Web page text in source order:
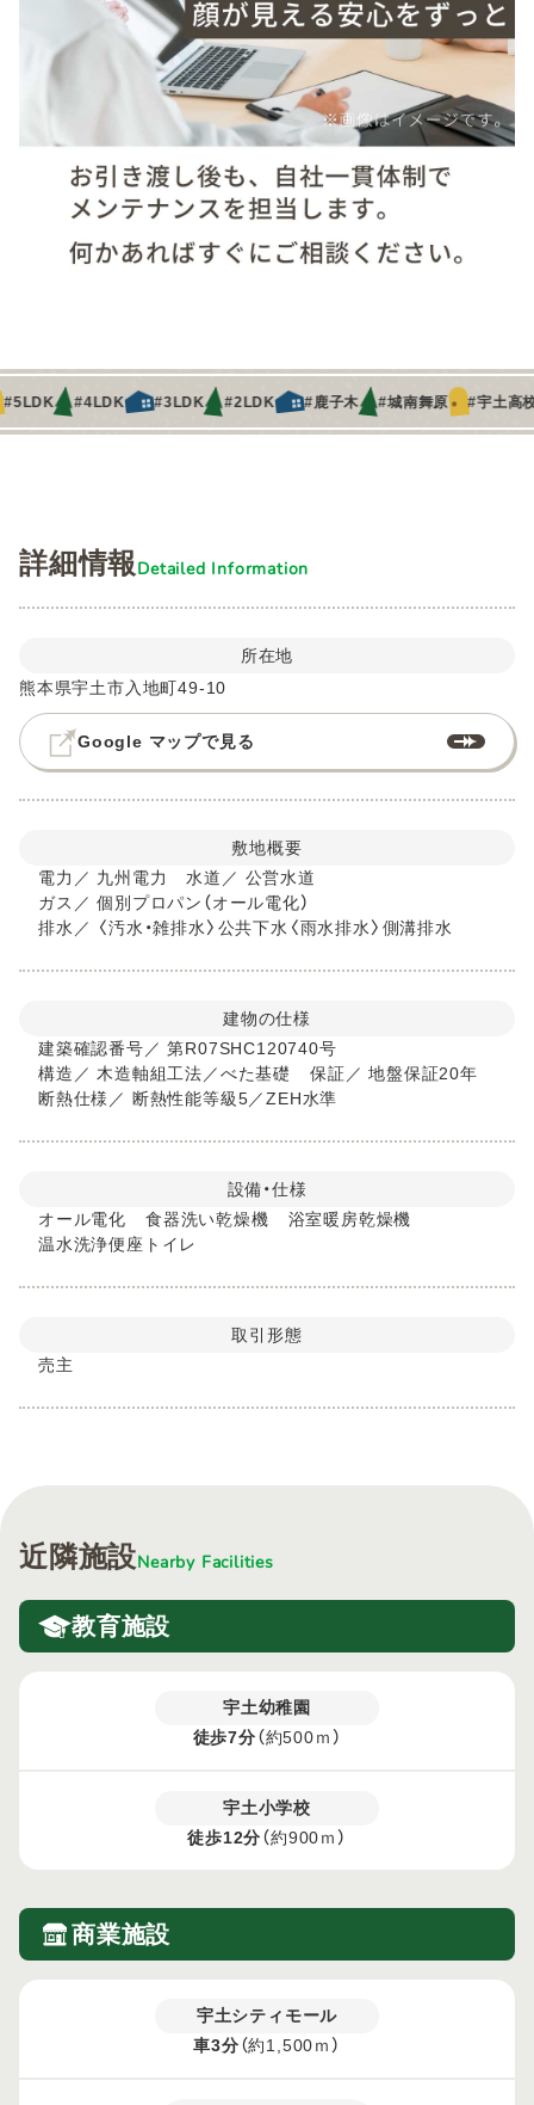
#和室 #5LDK #4LDK #3LDK #2LDK #鹿子木 #城南舞原
詳細情報 Detailed Information
所在地
熊本県宇土市入地町49-10
Google マップで見る
敷地概要
電力 ／ 九州電力 水道 ／ 公営水道
ガス ／個別プロパン（オール電化）
排水／ 〈汚水・雑排水〉公共下水〈雨水排水〉側溝排水
建物の仕様
建築確認番号／第R07SHC120740号
構造 ／木造軸組工法／べた基礎 保証／地盤保証20年
断熱仕様 ／ 断熱性能等級5／ZEH水準
設備・仕様
オール電化
食器洗い乾燥機
浴室暖房乾燥機
温水洗浄便座トイレ
取引形態
売主
近隣施設Nearby Facilities
教育施設
宇土幼稚園
徒歩7分（約500ｍ）
宇土小学校
徒歩12分（約900ｍ）
商業施設
宇土シティモール
車3分（約1,500ｍ）